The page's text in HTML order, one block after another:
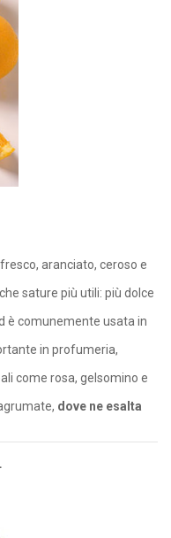
aranciato, ceroso e
sature più utili: più dolce
è comunemente usata in
in profumeria,
come rosa, gelsomino e
dove ne esalta